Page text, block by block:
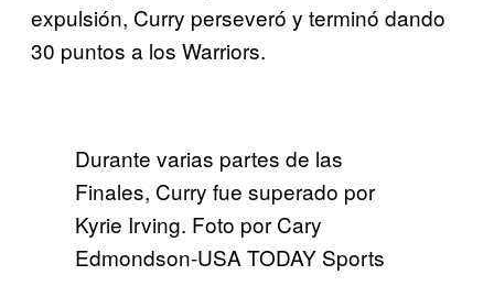
expulsión, Curry perseveró y terminó dando
30 puntos a los Warriors.
Durante varias partes de las
Finales, Curry fue superado por
Kyrie Irving. Foto por Cary
Edmondson-USA TODAY Sports